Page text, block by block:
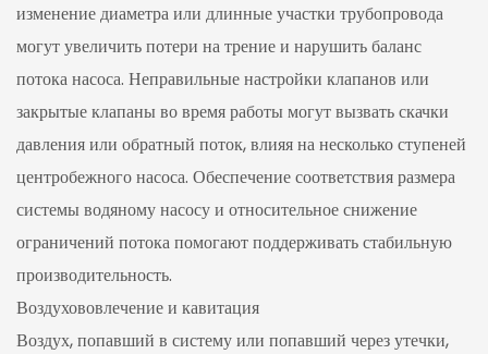
изменение диаметра или длинные участки трубопровода
могут увеличить потери на трение и нарушить баланс
потока насоса. Неправильные настройки клапанов или
закрытые клапаны во время работы могут вызвать скачки
давления или обратный поток, влияя на несколько ступеней
центробежного насоса. Обеспечение соответствия размера
системы водяному насосу и относительное снижение
ограничений потока помогают поддерживать стабильную
производительность.
Воздухововлечение и кавитация
Воздух, попавший в систему или попавший через утечки,